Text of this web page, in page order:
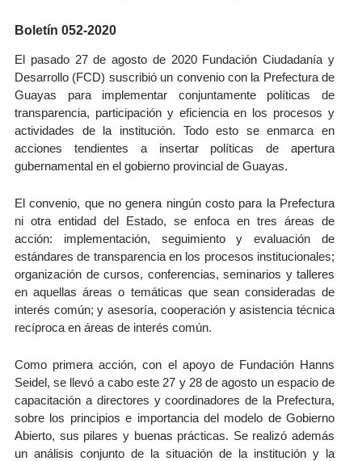
Boletín 052-2020
El pasado 27 de agosto de 2020 Fundación Ciudadanía y
Desarrollo (FCD) suscribió un convenio con la Prefectura de
Guayas para implementar conjuntamente políticas de
transparencia, participación y eficiencia en los procesos y
actividades de la institución. Todo esto se enmarca en
acciones tendientes a insertar políticas de apertura
gubernamental en el gobierno provincial de Guayas.
El convenio, que no genera ningún costo para la Prefectura
ni otra entidad del Estado, se enfoca en tres áreas de
acción: implementación, seguimiento y evaluación de
estándares de transparencia en los procesos institucionales;
organización de cursos, conferencias, seminarios y talleres
en aquellas áreas o temáticas que sean consideradas de
interés común; y asesoría, cooperación y asistencia técnica
recíproca en áreas de interés común.
Como primera acción, con el apoyo de Fundación Hanns
Seidel, se llevó a cabo este 27 y 28 de agosto un espacio de
capacitación a directores y coordinadores de la Prefectura,
sobre los principios e importancia del modelo de Gobierno
Abierto, sus pilares y buenas prácticas. Se realizó además
un análisis conjunto de la situación de la institución y la